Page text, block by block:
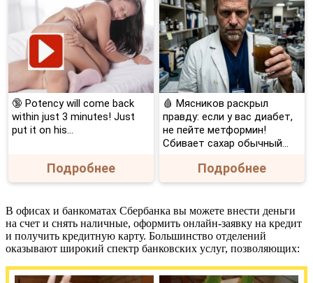
🔞 Potency will come back
within just 3 minutes! Just
put it on his…
Подробнее
🩸 Мясников раскрыл
правду: если у вас диабет,
не пейте метформин!
Сбивает сахар обычный...
Подробнее
В офисах и банкоматах Сбербанка вы можете внести деньги
на счет и снять наличные, оформить онлайн-заявку на кредит
и получить кредитную карту. Большинство отделений
оказывают широкий спектр банковских услуг, позволяющих: